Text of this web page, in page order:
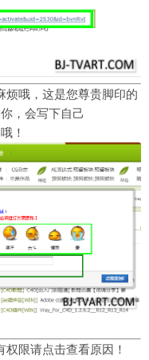
烦哦，这是您尊贵脚印的
，会写下自己
！
限请点击查看原因！